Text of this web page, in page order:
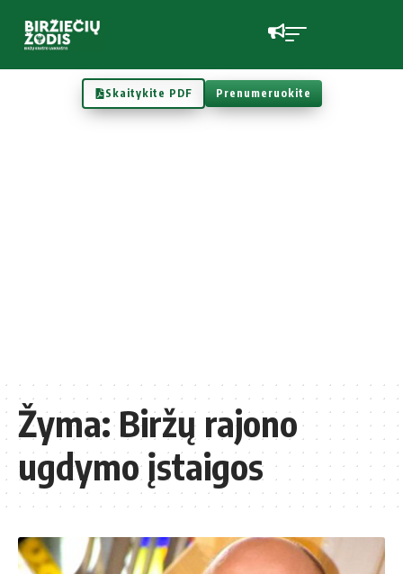
Skaitykite PDF Prenumeruokite
Žyma:Biržų rajono
ugdymo įstaigos